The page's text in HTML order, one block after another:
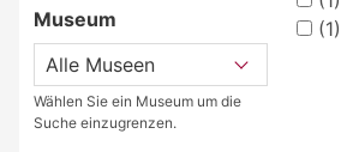
Museum
Wählen Sie ein Museum um die
Suche einzugrenzen.
(1)